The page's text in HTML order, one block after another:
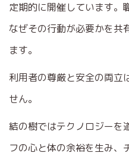
定期的に開催しています。
なぜその行動が必要かを共
ます。
利用者の尊厳と安全の両立
せん。
結の樹ではテクノロジーを
フの心と体の余裕を生み、